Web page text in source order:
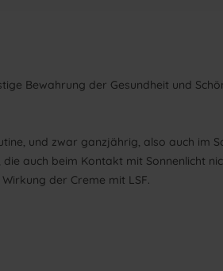
Bewahrung der Gesundheit und
und zwar ganzjährig, also auch im
auch beim Kontakt mit Sonnenlicht
der Creme mit LSF.